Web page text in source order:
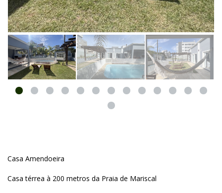
Casa Amendoeira
Casa térrea à 200 metros da Praia de Mariscal